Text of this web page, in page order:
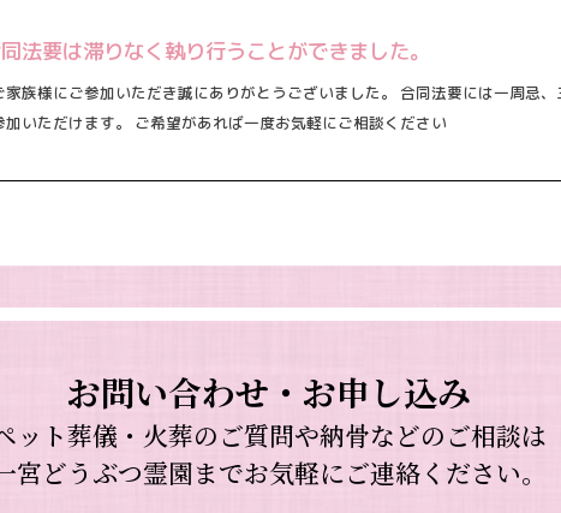
法要は滞りなく執り行うことができました。
族様にご参加いただき誠にありがとうございました。 合同法要には一周忌
いただけます。 ご希望があれば一度お気軽にご相談ください
お問い合わせ・お申し込み
ット葬儀・火葬のご質問や納骨などのご相談は
宮どうぶつ霊園までお気軽にご連絡ください。